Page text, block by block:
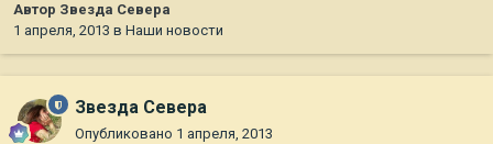
Автор Звезда Севера
1 апреля, 2013 в Наши новости
Звезда Севера
Опубликовано 1 апреля, 2013